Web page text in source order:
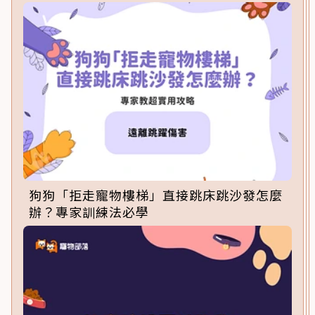
狗狗「拒走寵物樓梯」直接跳床跳沙發怎麼
辦？專家訓練法必學